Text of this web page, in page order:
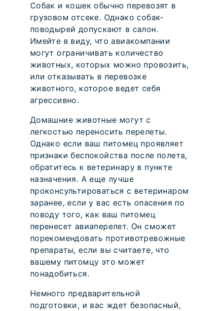
Собак и кошек обычно перевозят в
грузовом отсеке. Однако собак-
поводырей допускают в салон.
Имейте в виду, что авиакомпании
могут ограничивать количество
животных, которых можно провозить,
или отказывать в перевозке
животного, которое ведет себя
агрессивно.
Домашние животные могут с
легкостью переносить перелеты.
Однако если ваш питомец проявляет
признаки беспокойства после полета,
обратитесь к ветеринару в пункте
назначения. А еще лучше
проконсультироваться с ветеринаром
заранее, если у вас есть опасения по
поводу того, как ваш питомец
перенесет авиаперелет. Он сможет
порекомендовать противотревожные
препараты, если вы считаете, что
вашему питомцу это может
понадобиться.
Немного предварительной
подготовки, и вас ждет безопасный,